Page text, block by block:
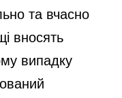
та вчасно
вносять
випадку